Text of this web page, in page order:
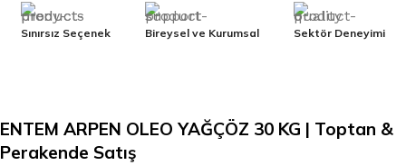
Sınırsız Seçenek Bireysel ve Kurumsal Sektör Deneyimi
ENTEM ARPEN OLEO YAĞÇÖZ 30 KG | Toptan &
Perakende Satış